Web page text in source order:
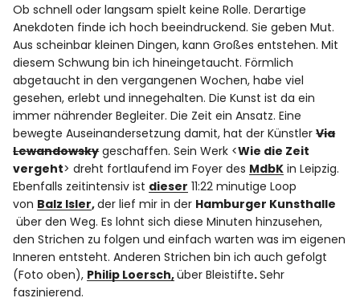
Ob schnell oder langsam spielt keine Rolle. Derartige
Anekdoten finde ich hoch beeindruckend. Sie geben Mut.
Aus scheinbar kleinen Dingen, kann Großes entstehen. Mit
diesem Schwung bin ich hineingetaucht. Förmlich
abgetaucht in den vergangenen Wochen, habe viel
gesehen, erlebt und innegehalten. Die Kunst ist da ein
immer nährender Begleiter. Die Zeit ein Ansatz. Eine
bewegte Auseinandersetzung damit, hat der KünstlerVia
Lewandowskygeschaffen. Sein Werk <Wie die Zeit
vergeht> dreht fortlaufend im Foyer des MdbK in Leipzig.
Ebenfalls zeitintensiv ist dieser 11:22 minutige Loop
von Balz Isler,der lief mir in der Hamburger Kunsthalle
über den Weg. Es lohnt sich diese Minuten hinzusehen,
den Strichen zu folgen und einfach warten was im eigenen
Inneren entsteht. Anderen Strichen bin ich auch gefolgt
(Foto oben), Philip Loersch,über Bleistifte.Sehr
faszinierend.